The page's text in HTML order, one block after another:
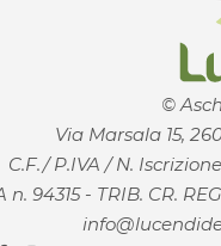
©
Via Marsala 15,
C.F./ P.IVA / N.
n. 94315 - TRIB. CR.